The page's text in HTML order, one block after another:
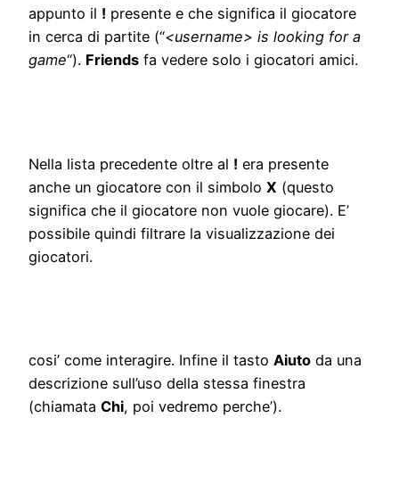
appunto il ! presente e che significa il giocatore
in cerca di partite (“<username> is looking for a
game“). Friends fa vedere solo i giocatori amici.
Nella lista precedente oltre al ! era presente
anche un giocatore con il simbolo X (questo
significa che il giocatore non vuole giocare). E’
possibile quindi filtrare la visualizzazione dei
giocatori.
cosi’ come interagire. Infine il tasto Aiuto da una
descrizione sull’uso della stessa finestra
(chiamata Chi, poi vedremo perche’).